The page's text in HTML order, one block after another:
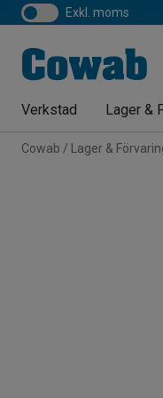
exkl. moms
Verkstad Lager &
Cowab Lager &